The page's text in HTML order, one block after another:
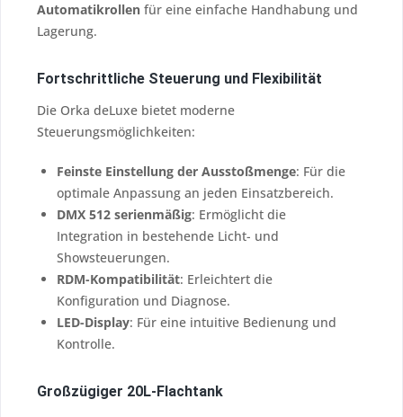
Automatikrollen für eine einfache Handhabung und
Lagerung.
Fortschrittliche Steuerung und Flexibilität
Die Orka deLuxe bietet moderne
Steuerungsmöglichkeiten:
Feinste Einstellung der Ausstoßmenge: Für die
optimale Anpassung an jeden Einsatzbereich.
DMX 512 serienmäßig: Ermöglicht die
Integration in bestehende Licht- und
Showsteuerungen.
RDM-Kompatibilität: Erleichtert die
Konfiguration und Diagnose.
LED-Display: Für eine intuitive Bedienung und
Kontrolle.
Großzügiger 20L-Flachtank